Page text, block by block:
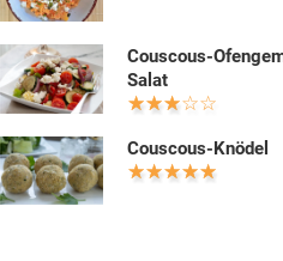
Couscous-
Salat
Couscous-Knödel